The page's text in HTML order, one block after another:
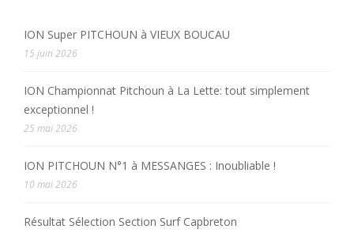
ION Super PITCHOUN à VIEUX BOUCAU
15 juin 2026
ION Championnat Pitchoun à La Lette: tout simplement
exceptionnel !
25 mai 2026
ION PITCHOUN N°1 à MESSANGES : Inoubliable !
10 mai 2026
Résultat Sélection Section Surf Capbreton